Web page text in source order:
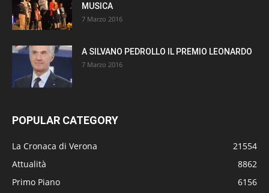
MUSICA
7 Marzo 2016
A SILVANO PEDROLLO IL PREMIO LEONARDO
7 Marzo 2016
POPULAR CATEGORY
La Cronaca di Verona
21554
Attualità
8862
Primo Piano
6156